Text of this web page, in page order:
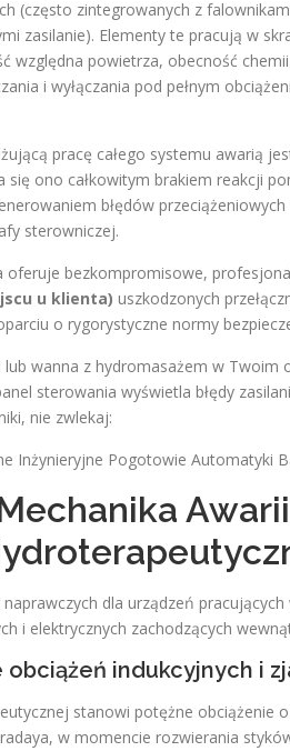
(często zintegrowanych z
zasilanie). Elementy te pracują w
względna powietrza, obecność
i wyłączania pod pełnym
pracę całego systemu awarią
się ono całkowitym brakiem reakcji
błędów
sterowniczej.
oferuje bezkompromisowe,
u klienta) uszkodzonych
o rygorystyczne normy
lub wanna z hydromasażem w Twoim
sterowania wyświetla błędy
nie zwlekaj:
Inżynieryjne Pogotowie Automatyki
dla urządzeń
i elektrycznych zachodzących
obciążeń indukcyjnych i
stanowi potężne obciążenie
w momencie rozwierania